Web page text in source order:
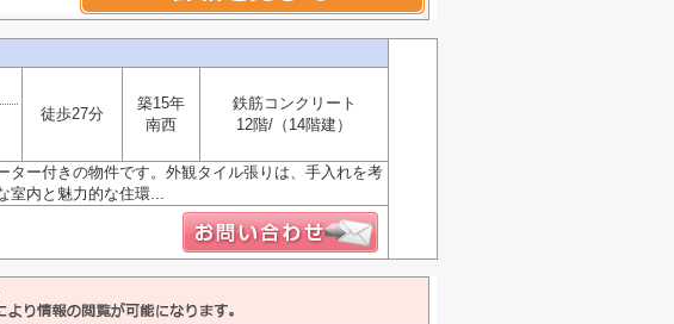
徒歩27分
築15年
南西
鉄筋コンクリート
12階/（14階建）
ー付きの物件です。外観タイル張りは、手入れを考
室内と魅力的な住環...